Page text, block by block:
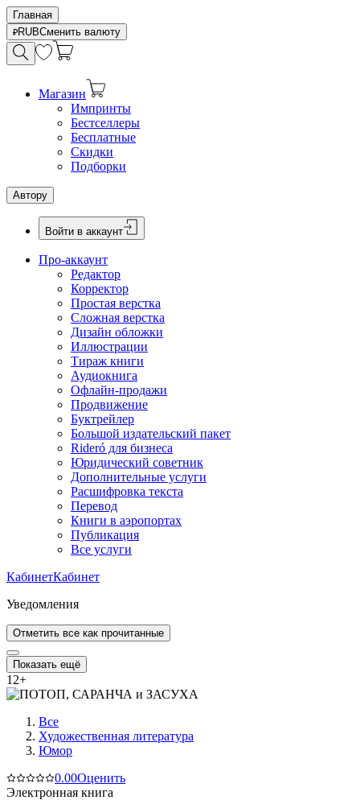
Главная
RUBСменить валюту
Магазин
Импринты
Бестселлеры
Бесплатные
Скидки
Подборки
Автору
Войти в аккаунт
Про-аккаунт
Редактор
Корректор
Простая верстка
Сложная верстка
Дизайн обложки
Иллюстрации
Тираж книги
Аудиокнига
Офлайн-продажи
Продвижение
Буктрейлер
Большой издательский пакет
Rideró для бизнеса
Юридический советник
Дополнительные услуги
Расшифровка текста
Перевод
Книги в аэропортах
Публикация
Все услуги
КабинетКабинет
Уведомления
Отметить все как прочитанные
Показать ещё
12+
Все
Художественная литература
Юмор
0.00Оценить
Электронная книга